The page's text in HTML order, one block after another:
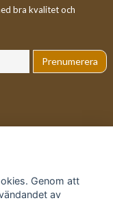
bra kvalitet och
Prenumerera
Genom att
av